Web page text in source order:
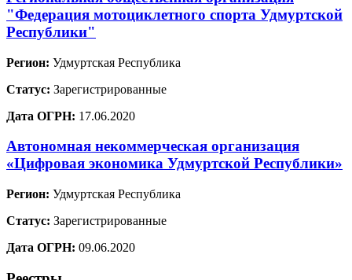
"Федерация мотоциклетного спорта Удмуртской
Республики"
Регион: Удмуртская Республика
Статус: Зарегистрированные
Дата ОГРН: 17.06.2020
Автономная некоммерческая организация
«Цифровая экономика Удмуртской Республики»
Регион: Удмуртская Республика
Статус: Зарегистрированные
Дата ОГРН: 09.06.2020